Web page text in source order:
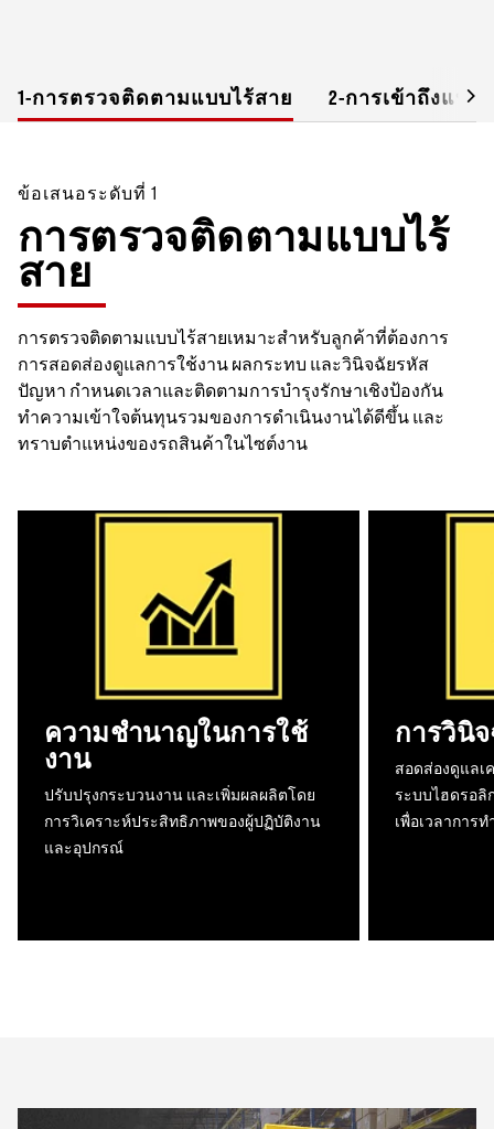
1-การตรวจติดตามแบบไร้สาย 2-การเข้าถึงแบบ
ข้อเสนอระดับที่ 1
การตรวจติดตามแบบไร้
สาย
การตรวจติดตามแบบไร้สายเหมาะสำหรับลูกค้าที่ต้องการ
การสอดส่องดูแลการใช้งาน ผลกระทบ และวินิจฉัยรหัส
ปัญหา กำหนดเวลาและติดตามการบำรุงรักษาเชิงป้องกัน
ทำความเข้าใจต้นทุนรวมของการดำเนินงานได้ดีขึ้น และ
ทราบตำแหน่งของรถสินค้าในไซต์งาน
ความชำนาญในการใช้
งาน
ปรับปรุงกระบวนงาน และเพิ่มผลผลิตโดย
การวิเคราะห์ประสิทธิภาพของผู้ปฏิบัติงาน
และอุปกรณ์
การวินิ
สอดส่องดูแลเ
ระบบไฮดรอลิ
เพื่อเวลาการ